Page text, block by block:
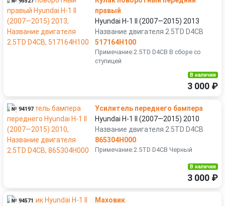
правый
Hyundai H-1 II (2007—2015) 2013
Название двигателя 2.5TD D4CB
517164H100
Примечание:2.5TD D4CB В сборе со
ступицей
В наличии
3 000 ₽
№ 94197
Усилитель переднего бампера
Hyundai H-1 II (2007—2015) 2010
Название двигателя 2.5TD D4CB
865304H000
Примечание:2.5TD D4CB Черный
В наличии
3 000 ₽
№ 94571
Маховик